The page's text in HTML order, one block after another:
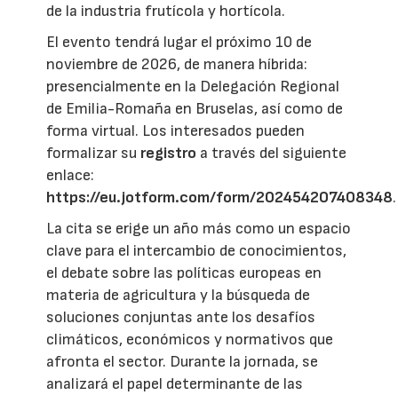
de la industria frutícola y hortícola.
El evento tendrá lugar el próximo 10 de
noviembre de 2026, de manera híbrida:
presencialmente en la Delegación Regional
de Emilia-Romaña en Bruselas, así como de
forma virtual. Los interesados pueden
formalizar su registro a través del siguiente
enlace:
https://eu.jotform.com/form/202454207408348.
La cita se erige un año más como un espacio
clave para el intercambio de conocimientos,
el debate sobre las políticas europeas en
materia de agricultura y la búsqueda de
soluciones conjuntas ante los desafíos
climáticos, económicos y normativos que
afronta el sector. Durante la jornada, se
analizará el papel determinante de las